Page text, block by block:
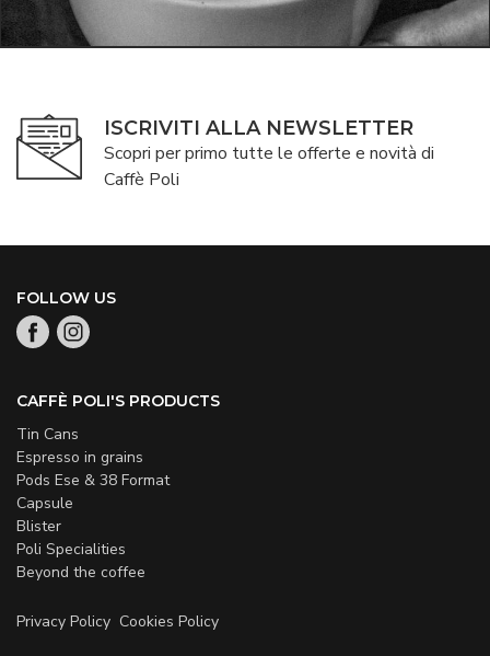
ISCRIVITI ALLA NEWSLETTER
Scopri per primo tutte le offerte e novità di
Caffè Poli
FOLLOW US
CAFFÈ POLI'S PRODUCTS
Tin Cans
Espresso in grains
Pods Ese & 38 Format
Capsule
Blister
Poli Specialities
Beyond the coffee
Privacy Policy Cookies Policy